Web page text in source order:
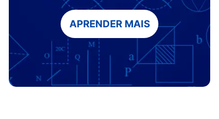
APRENDER MAIS